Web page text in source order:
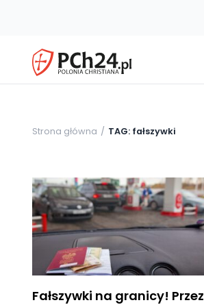
Strona główna TAG: fałszywki
Fałszywki na granicy! Przez